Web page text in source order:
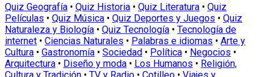
Quiz Geografía • Quiz Historia • Quiz Literatura • Quiz
Películas • Quiz Música • Quiz Deportes y Juegos • Quiz
Naturaleza y Biología • Quiz Tecnología • Tecnología de
internet • Ciencias Naturales • Palabras e idiomas • Arte y
Cultura • Gastronomía • Sociedad • Política • Negocios •
Arquitectura • Diseño y moda • Los Humanos • Religión,